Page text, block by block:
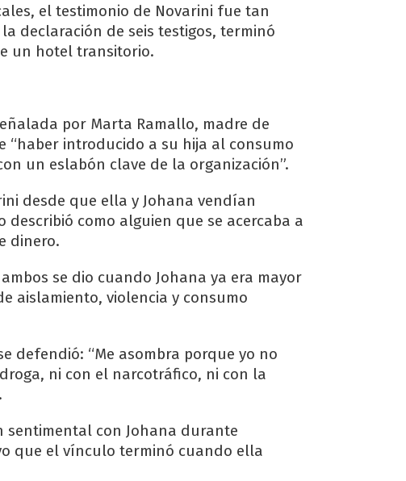
el testimonio de Novarini fue tan
declaración de seis testigos, terminó
un hotel transitorio.
por Marta Ramallo, madre de
“haber introducido a su hija al consumo
un eslabón clave de la organización”.
desde que ella y Johana vendían
como alguien que se acercaba a
dinero.
se dio cuando Johana ya era mayor
aislamiento, violencia y consumo
defendió: “Me asombra porque yo no
ni con el narcotráfico, ni con la
sentimental con Johana durante
que el vínculo terminó cuando ella